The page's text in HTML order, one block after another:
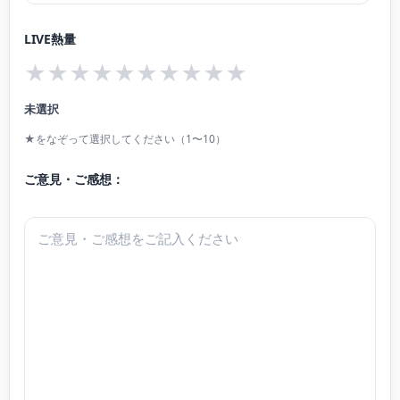
LIVE熱量
★★★★★★★★★★
未選択
★をなぞって選択してください（1〜10）
ご意見・ご感想：